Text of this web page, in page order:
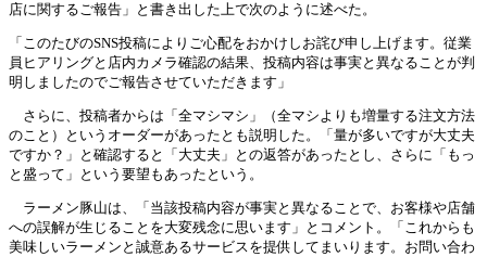
店に関するご報告」と書き出した上で次のように述べた。
「このたびのSNS投稿によりご心配をおかけしお詫び申し上げます。従業
員ヒアリングと店内カメラ確認の結果、投稿内容は事実と異なることが判
明しましたのでご報告させていただきます」
さらに、投稿者からは「全マシマシ」（全マシよりも増量する注文方法
のこと）というオーダーがあったとも説明した。「量が多いですが大丈夫
ですか？」と確認すると「大丈夫」との返答があったとし、さらに「もっ
と盛って」という要望もあったという。
ラーメン豚山は、「当該投稿内容が事実と異なることで、お客様や店舗
への誤解が生じることを大変残念に思います」とコメント。「これからも
美味しいラーメンと誠意あるサービスを提供してまいります。お問い合わ